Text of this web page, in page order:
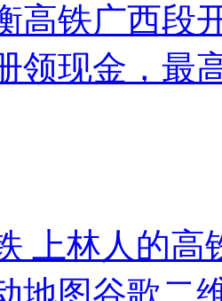
高铁广西段
领现金，最
上林人的高